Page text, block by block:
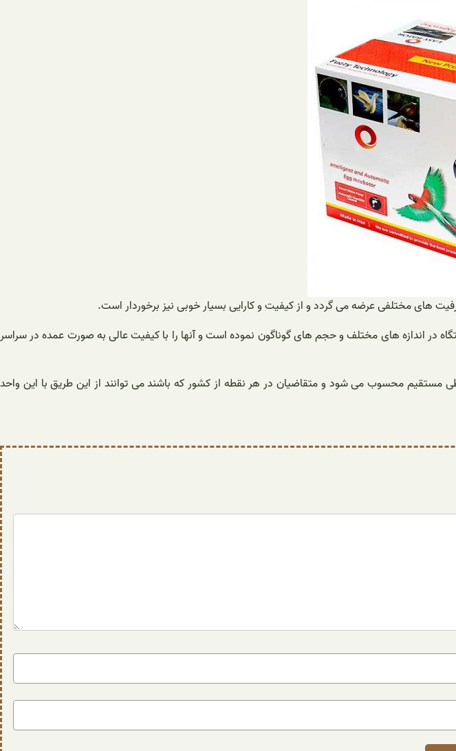
های مختلفی عرضه می‌ گردد و از کیفیت و کارایی بسیار خوبی نیز برخوردار است.
در اندازه‌ های مختلف و حجم ‌های گوناگون نموده است و آنها را با کیفیت عالی به ‌صورت عمده در سراسر
محسوب می ‌شود و متقاضیان در هر نقطه از کشور که باشند می ‌توانند از این طریق با این واحد